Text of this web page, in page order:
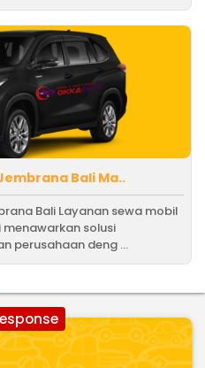
Bali Ma..
Bali Layanan sewa mobil
menawarkan solusi
perusahaan deng ...